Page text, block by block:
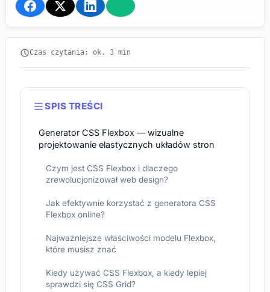
Czas czytania: ok. 3 min
SPIS TREŚCI
Generator CSS Flexbox — wizualne
projektowanie elastycznych układów stron
Czym jest CSS Flexbox i dlaczego
zrewolucjonizował web design?
Jak efektywnie korzystać z generatora CSS
Flexbox online?
Najważniejsze właściwości modelu Flexbox,
które musisz znać
Kiedy używać CSS Flexbox, a kiedy lepiej
sprawdzi się CSS Grid?